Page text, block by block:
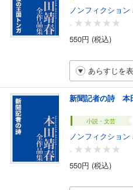
ノンフィクション
-
550円 (税込)
あらすじを
新聞記者の詩 本
小説・文芸
ノンフィクション
-
550円 (税込)